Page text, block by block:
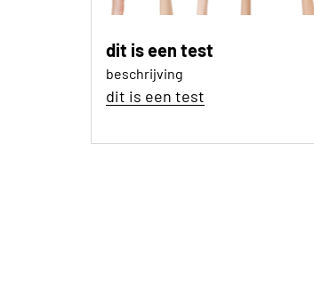
dit is een test
beschrijving
dit is een test